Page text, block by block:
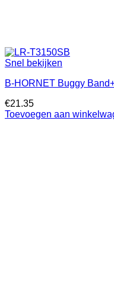
Snel bekijken
B-HORNET Buggy
€21.35
Toevoegen aan